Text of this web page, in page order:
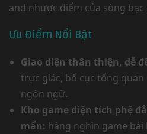
and nhược điểm của sòng bạc
Ưu Điểm Nổi Bật
Giao diện thân thiện, dễ
trực giác, bố cục tổng
ngôn ngữ.
Kho game diện tích phệ
mẩn: hàng nghìn game